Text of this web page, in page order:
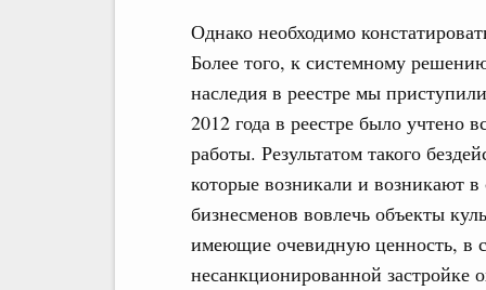
Однако необходимо
Более того, к системному
наследия в реестре мы
2012 года в реестре было учтено
работы. Результатом такого
которые возникали и возникают
бизнесменов вовлечь объекты
имеющие очевидную ценность, в
несанкционированной застройке